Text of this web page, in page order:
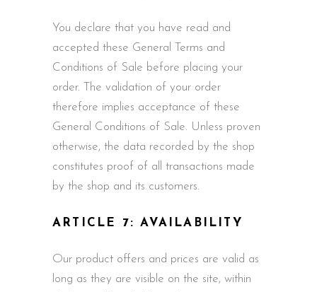
You declare that you have read and
accepted these General Terms and
Conditions of Sale before placing your
order. The validation of your order
therefore implies acceptance of these
General Conditions of Sale. Unless proven
otherwise, the data recorded by the shop
constitutes proof of all transactions made
by the shop and its customers.
ARTICLE 7: AVAILABILITY
Our product offers and prices are valid as
long as they are visible on the site, within